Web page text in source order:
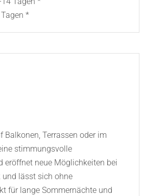
*
Terrassen oder im
stimmungsvolle
eröffnet neue Möglichkeiten bei
lässt sich ohne
für lange Sommernächte und